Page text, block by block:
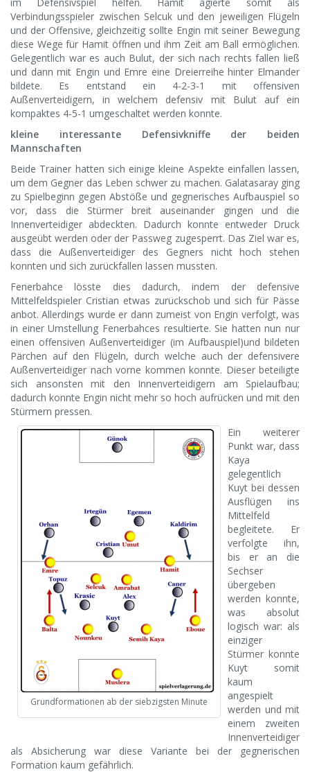
Verbindungsspieler zwischen Selcuk und den jeweiligen Flügeln
und der Offensive, gleichzeitig sollte Engin mit seiner Bewegung
diese Wege für Hamit öffnen und ihm Zeit am Ball ermöglichen.
Gelegentlich war es auch Bulut, der sich nach rechts fallen ließ
und dann mit Engin und Emre eine Dreierreihe hinter Elmander
bildete. Es entstand ein 4-2-3-1 mit offensiven
Außenverteidigern, in welchem defensiv mit Bulut auf ein
kompaktes 4-5-1 umgeschaltet werden konnte.
kleine interessante Defensivkniffe der beiden
Mannschaften
Beide Trainer hatten sich einige kleine Aspekte einfallen lassen,
um dem Gegner das Leben schwer zu machen. Galatasaray ging
zu Spielbeginn gegen Abstöße und gegnerisches Aufbauspiel so
vor, dass die Stürmer breit auseinander gingen und die
Innenverteidiger abdeckten. Dadurch konnte entweder Druck
ausgeübt werden oder der Passweg zugesperrt. Das Ziel war es,
dass die Außenverteidiger des Gegners nicht hoch stehen
konnten und sich zurückfallen lassen mussten.
Fenerbahce lösste dies dadurch, indem der defensive
Mittelfeldspieler Cristian etwas zurückschob und sich für Pässe
anbot. Allerdings wurde er dann zumeist von Engin verfolgt, was
in einer Umstellung Fenerbahces resultierte. Sie hatten nun nur
einen offensiven Außenverteidiger (im Aufbauspiel)und bildeten
Pärchen auf den Flügeln, durch welche auch der defensivere
Außenverteidiger nach vorne kommen konnte. Dieser beteiligte
sich ansonsten mit den Innenverteidigern am Spielaufbau;
dadurch konnte Engin nicht mehr so hoch aufrücken und mit den
Stürmern pressen.
Grundformationen ab der siebzigsten Minute
Ein weiterer
Punkt war, dass
Kaya
gelegentlich
Kuyt bei dessen
Ausflügen ins
Mittelfeld
begleitete. Er
verfolgte ihn,
bis er an die
Sechser
übergeben
werden konnte,
was absolut
logisch war: als
einziger
Stürmer konnte
Kuyt somit
kaum
angespielt
werden und mit
einem zweiten
Innenverteidiger
als Absicherung war diese Variante bei der gegnerischen
Formation kaum gefährlich.